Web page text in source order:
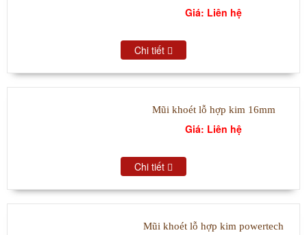
Giá: Liên hệ
Chi tiết
Mũi khoét lỗ hợp kim 16mm
Giá: Liên hệ
Chi tiết
Mũi khoét lỗ hợp kim powertech